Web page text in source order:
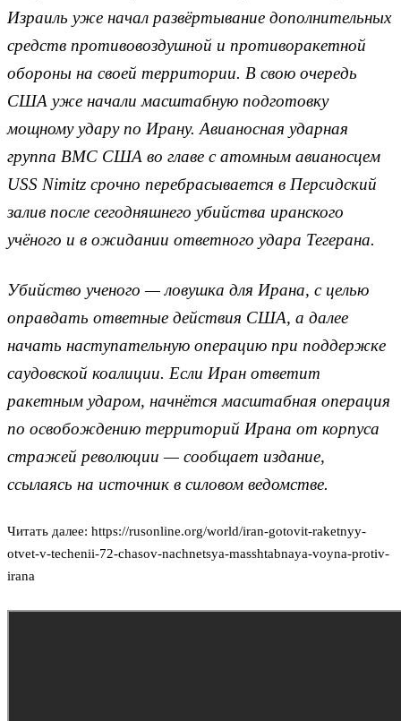
Израиль уже начал развёртывание дополнительных
средств противовоздушной и противоракетной
обороны на своей территории. В свою очередь
США уже начали масштабную подготовку
мощному удару по Ирану. Авианосная ударная
группа ВМС США во главе с атомным авианосцем
USS Nimitz срочно перебрасывается в Персидский
залив после сегодняшнего убийства иранского
учёного и в ожидании ответного удара Тегерана.
Убийство ученого — ловушка для Ирана, с целью
оправдать ответные действия США, а далее
начать наступательную операцию при поддержке
саудовской коалиции. Если Иран ответит
ракетным ударом, начнётся масштабная операция
по освобождению территорий Ирана от корпуса
стражей революции — сообщает издание,
ссылаясь на источник в силовом ведомстве.
Читать далее: https://rusonline.org/world/iran-gotovit-raketnyy-
otvet-v-techenii-72-chasov-nachnetsya-masshtabnaya-voyna-protiv-
irana